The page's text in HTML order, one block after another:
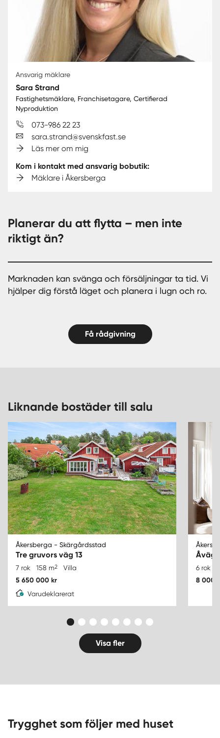
Ansvarig mäklare
Sara Strand
Fastighetsmäklare, Franchisetagare, Certifierad
Nyproduktion
073-986 22 23
sara.strand@svenskfast.se
Läs mer om mig
Kom i kontakt med ansvarig bobutik:
Mäklare i Åkersberga
Planerar du att flytta – men inte
riktigt än?
Marknaden kan svänga och försäljningar ta tid. Vi
hjälper dig förstå läget och planera i lugn och ro.
Få rådgivning
Liknande bostäder till salu
Åkersberga - Skärgårdsstad
Tre gruvors väg 13
7 rok 158 m2 Villa
5 650 000 kr
Varudeklarerat
6 rok
8 000
Visa fler
Trygghet som följer med huset